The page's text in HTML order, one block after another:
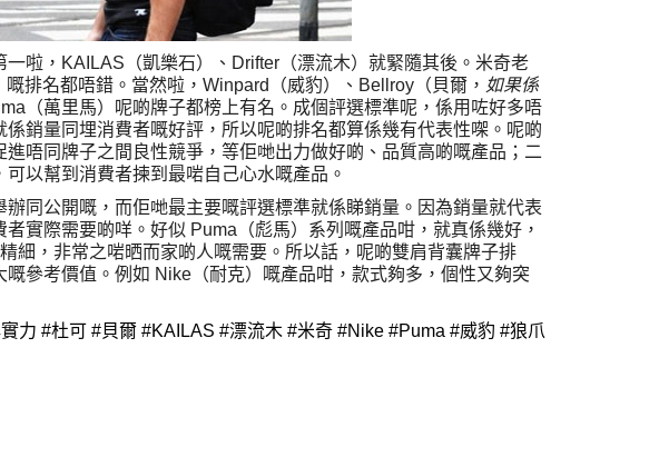
啦，KAILAS（凱樂石）、Drifter（漂流木）就緊隨其後。米奇老
排名都唔錯。當然啦，Winpard（威豹）、Bellroy（貝爾， 如果係
（萬里馬）呢啲牌子都榜上有名。 成個評選標準呢，係用咗好多唔
銷量同埋消費者嘅好評，所以呢啲排名都算係幾有代表性㗎。 呢啲
唔同牌子之間良性競爭，等佢哋出力做好啲、品質高啲嘅產品；二
以幫到消費者揀到最啱自己心水嘅產品。
同公開嘅，而佢哋最主要嘅評選標準就係睇銷量。因為銷量就代表
實際需要啲咩。好似 Puma（彪馬）系列嘅產品咁，就真係幾好，
細，非常之啱晒而家啲人嘅需要。 所以話，呢啲雙肩背囊牌子排
參考價值。例如 Nike（耐克）嘅產品咁，款式夠多，個性又夠突
力 #杜可 #貝爾 #KAILAS #漂流木 #米奇 #Nike #Puma #威豹 #狼爪